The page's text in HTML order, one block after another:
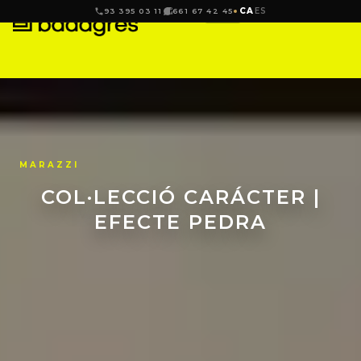
93 395 03 11 661 67 42 45 CA ES
COL·LECCIÓ CARÁCTER |
EFECTE PEDRA
MARAZZI